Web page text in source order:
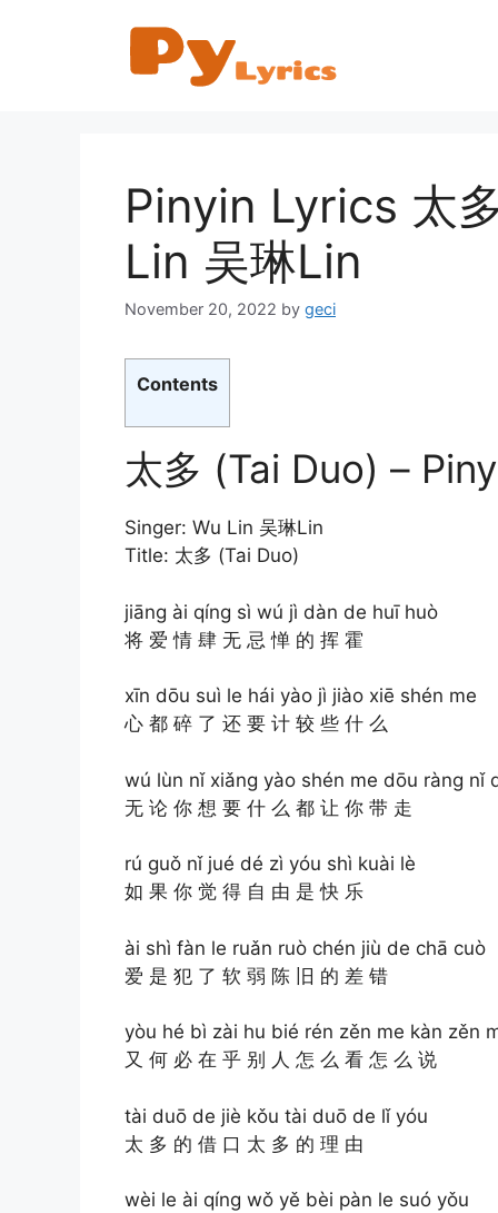
Pinyin Lyrics 太
Lin 吴琳Lin
November 20, 2022 by geci
Contents
太多 (Tai Duo) –
Singer: Wu Lin 吴琳Lin
Title: 太多 (Tai Duo)
jiāng ài qíng sì wú jì dàn de huī huò
将 爱 情 肆 无 忌 惮 的 挥 霍
xīn dōu suì le hái yào jì jiào xiē shén me
心 都 碎 了 还 要 计 较 些 什 么
wú lùn nǐ xiǎng yào shén me dōu ràng nǐ
无 论 你 想 要 什 么 都 让 你 带 走
rú guǒ nǐ jué dé zì yóu shì kuài lè
如 果 你 觉 得 自 由 是 快 乐
ài shì fàn le ruǎn ruò chén jiù de chā cuò
爱 是 犯 了 软 弱 陈 旧 的 差 错
yòu hé bì zài hu bié rén zěn me kàn zěn
又 何 必 在 乎 别 人 怎 么 看 怎 么 说
tài duō de jiè kǒu tài duō de lǐ yóu
太 多 的 借 口 太 多 的 理 由
wèi le ài qíng wǒ yě bèi pàn le suó yǒu